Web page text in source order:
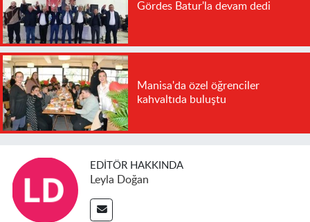
Gördes Batur'la devam dedi
Manisa'da özel öğrenciler
kahvaltıda buluştu
EDITÖR HAKKINDA
Leyla Doğan